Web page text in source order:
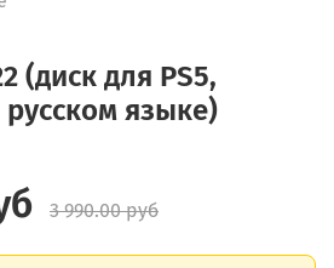
(диск для PS5,
языке)
3 990.00 руб